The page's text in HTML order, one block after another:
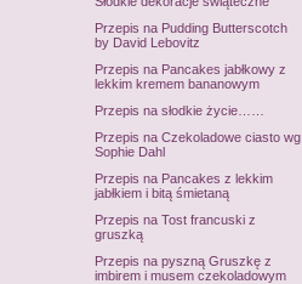
Przepis na Pudding Butterscotch
by David Lebovitz
Przepis na Pancakes jabłkowy z
lekkim kremem bananowym
Przepis na słodkie życie……
Przepis na Czekoladowe ciasto wg
Sophie Dahl
Przepis na Pancakes z lekkim
jabłkiem i bitą śmietaną
Przepis na Tost francuski z
gruszką
Przepis na pyszną Gruszkę z
imbirem i musem czekoladowym